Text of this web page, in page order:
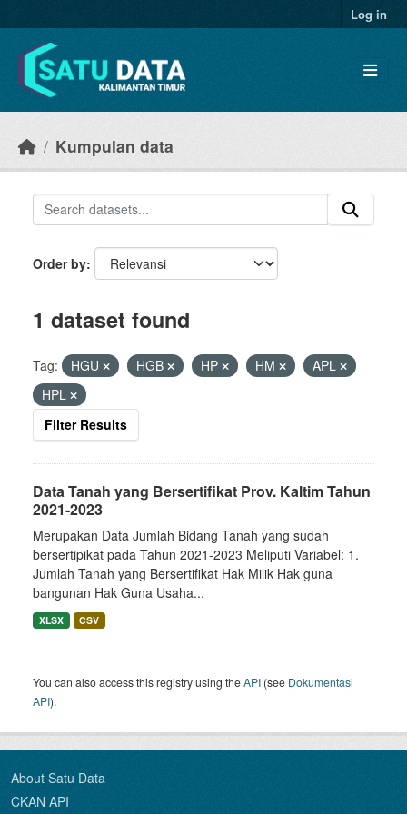
Log in
Kumpulan data
Order by
1 dataset found
Tag: HGU HGB HP HM
APL
HPL
Filter Results
Data Tanah yang Bersertifikat Prov. Kaltim Tahun
2021-2023
Merupakan Data Jumlah Bidang Tanah yang sudah
bersertipikat pada Tahun 2021-2023 Meliputi Variabel: 1.
Jumlah Tanah yang Bersertifikat Hak Milik Hak guna
bangunan Hak Guna Usaha...
XLSX CSV
You can also access this registry using theAPI (see Dokumentasi
API).
About Satu Data
CKAN API